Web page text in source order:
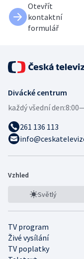
Otevřít
kontaktní
formulář
Divácké centrum
každý všední den:
261 136 113
Vzhled
Světlý
TV program
Živé vysílání
TV poplatky